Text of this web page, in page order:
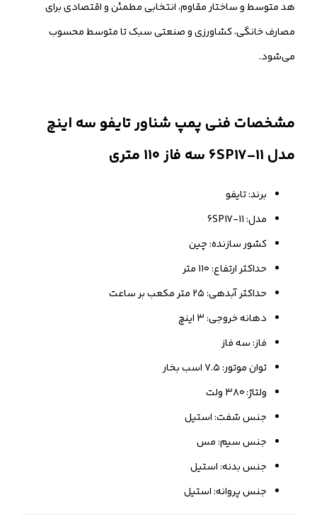
هد متوسط و ساختار مقاوم، انتخابی مطمئن و اقتصادی برای
مصارف خانگی، کشاورزی و صنعتی سبک تا متوسط محسوب
می‌شود.
مشخصات فنی پمپ شناور تایفو سه اینچ
مدل 6SP17-11 سه فاز ۱۱۰ متری
برند: تایفو
مدل: 6SP17-11
کشور سازنده: چین
حداکثر ارتفاع: ۱۱۰ متر
حداکثر آبدهی: ۲۵ متر مکعب بر ساعت
دهانه خروجی: ۳ اینچ
فاز: سه فاز
توان موتور: ۷.۵ اسب بخار
ولتاژ: ۳۸۰ ولت
جنس شفت: استیل
جنس سیم: مس
جنس بدنه: استیل
جنس پروانه: استیل